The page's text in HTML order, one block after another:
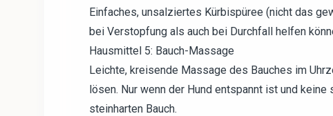
Einfaches, unsalziertes Kürbispüree (nicht das
bei Verstopfung als auch bei Durchfall helfen
Hausmittel 5: Bauch-Massage
Leichte, kreisende Massage des Bauches im
lösen. Nur wenn der Hund entspannt ist und
steinharten Bauch.